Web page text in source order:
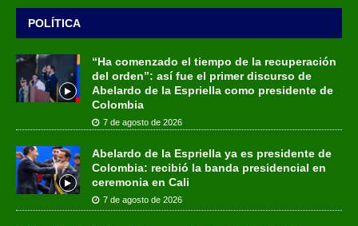
POLÍTICA
“Ha comenzado el tiempo de la recuperación
del orden”: así fue el primer discurso de
Abelardo de la Espriella como presidente de
Colombia
7 de agosto de 2026
Abelardo de la Espriella ya es presidente de
Colombia: recibió la banda presidencial en
ceremonia en Cali
7 de agosto de 2026